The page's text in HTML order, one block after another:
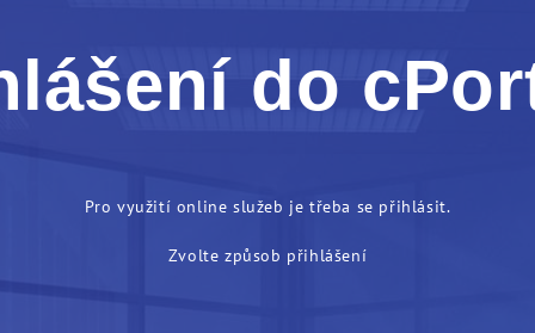
do
Pro využití online služeb je třeba se přihlásit.
Zvolte způsob přihlášení